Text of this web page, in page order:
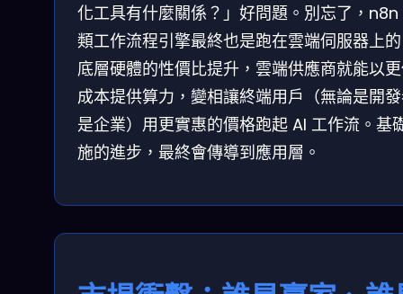
化工具有什麼關係？」好問題。別忘了，n8n
類工作流程引擎最終也是跑在雲端伺服器上
底層硬體的性價比提升，雲端供應商就能以
成本提供算力，變相讓終端用戶（無論是開
是企業）用更實惠的價格跑起 AI 工作流。基
施的進步，最終會傳導到應用層。